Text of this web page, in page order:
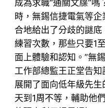
成為求職“通關文牒”嗎
時，無錫信捷電氣等
合地給出了分歧的謎
練習次數，那些只要1
面上體驗和認知。”無
工作部總監王正堂告
展開了面向低年級先
天到1周不等，輔助他